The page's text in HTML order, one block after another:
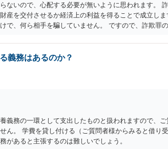
ないので、心配する必要が無いように思われます。
産を交付させるか経済上の利益を得ることで成立しま
で、何ら相手を騙していません。 ですので、詐欺罪
もしれません。 ただし、捜査において、真実を説明
ことだと思われます。 また、返せるお金が無いので
義務はあるのか？
義務の一環として支出したものと扱われますので、
ん。 学費を貸し付ける（ご質問者様からみると借り
があると主張するのは難しいでしょう。